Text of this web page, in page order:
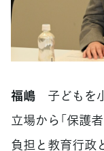
福嶋 子どもを
立場から「保護
負担と教育行政